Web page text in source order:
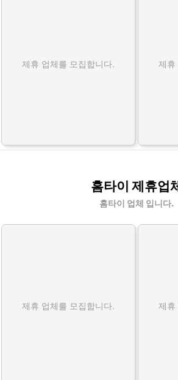
제휴 업체를 모집합니다. 제휴
홈타이 제휴업체
홈타이 업체 입니다.
제휴 업체를 모집합니다. 제휴